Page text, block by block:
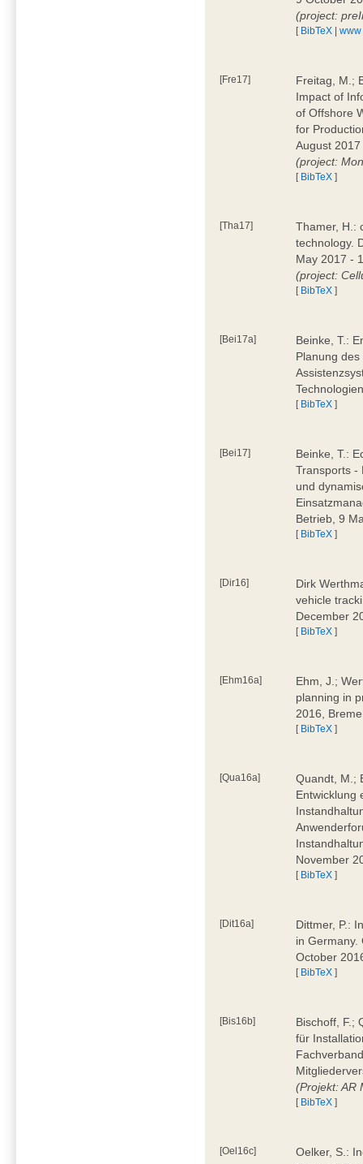
(project:
[ BibTeX |www
[Fre17]
Freitag, M.;
Impact of
of Offshore
for
August
(project:
[ BibTeX ]
[Tha17]
Thamer, H.:
technology.
May 2017 -
(project:
[ BibTeX ]
[Bei17a]
Beinke, T.:
Planung
[ BibTeX ]
[Bei17]
Beinke, T.:
Transports -
und
Betrieb, 9
[ BibTeX ]
[Dir16]
Dirk
vehicle
December
[ BibTeX ]
[Ehm16a]
Ehm, J.;
planning in
2016,
[ BibTeX ]
[Qua16a]
Quandt, M.;
Entwicklung
November
[ BibTeX ]
[Dit16a]
Dittmer, P.:
in Germany.
October
[ BibTeX ]
[Bis16b]
Bischoff, F.;
für
(Projekt: AR
[ BibTeX ]
[Oel16c]
Oelker, S.: